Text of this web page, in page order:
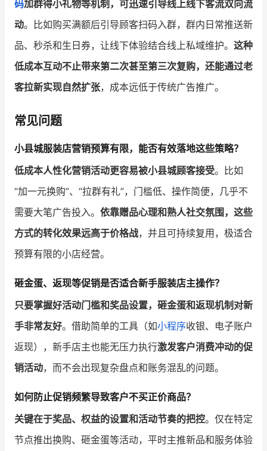
码加群得小礼物等机制，可迅速引导线上线下客流双向流
动。比如购买满额后引导顾客扫码入群，群内日常推送新
品、秒杀和生日券，让线下体验结合线上私域维护。 这种
低成本互动不止带来第二次甚至第三次复购，还能通过老
客拉新实现自然扩张，成本远低于传统广告推广。
常见问题
小县城服装店营销预算有限，能否有效落地这些策略？
低成本人性化营销活动更容易被小县城顾客接受。比如
“加一元换购”、“拉群有礼”，门槛低、操作简便，几乎不
需要大笔广告投入。 依靠赠品心理和熟人社交氛围，这些
方式的转化效果远高于价格战，并且可持续复用，极适合
预算有限的小店经营。
砸金蛋、返现等促销是否适合新手服装店主操作？
只要掌握好活动门槛和奖品设置，砸金蛋和返现机制对新
手非常友好。借助简单的工具（如小程序收银、电子账户
返现），新手店主也能无压力执行激发客户消费冲动的促
销活动，而不会出现复杂盘点和账务混乱的问题。
如何防止促销频繁导致客户不买正价商品？
关键在于奖品、权益的设置和活动节奏的把控。仅在特定
节点推出换购、砸金蛋等活动，平时主推新品和服务体验